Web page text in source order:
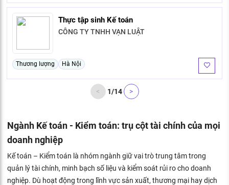
Thực tập sinh Kế toán
CÔNG TY TNHH VẠN LUẬT
Thương lượng Hà Nội
< 1/14 >
Ngành Kế toán - Kiểm toán: trụ cột tài chính của mọi
doanh nghiệp
Kế toán – Kiểm toán là nhóm ngành giữ vai trò trung tâm trong
quản lý tài chính, minh bạch số liệu và kiểm soát rủi ro cho doanh
nghiệp. Dù hoạt động trong lĩnh vực sản xuất, thương mại hay dịch